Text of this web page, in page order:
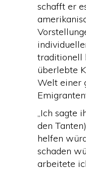
schafft er
traditionell
überlebte
Welt einer
„Ich sagte
den
helfen
schaden
arbeitete